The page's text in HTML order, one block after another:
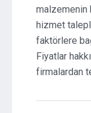
malzemenin
hizmet
faktörlere
Fiyatlar
firmalardan